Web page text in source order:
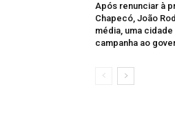
Após renunciar à
Chapecó, João
média, uma
campanha ao